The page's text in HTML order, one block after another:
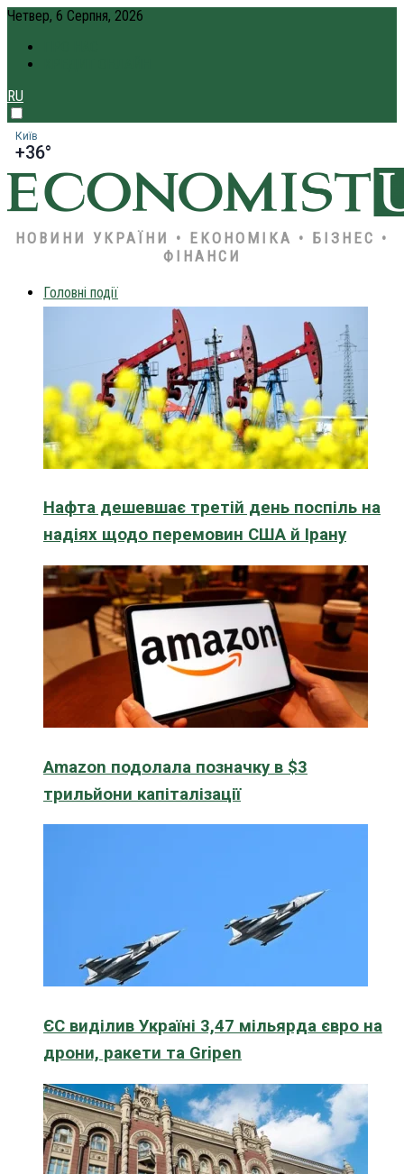
Четвер, 6 Серпня, 2026
RU
Київ
+36°
НОВИНИ УКРАЇНИ • ЕКОНОМІКА • БІЗНЕС •
ФІНАНСИ
Головні події
Нафта дешевшає третій день поспіль на
надіях щодо перемовин США й Ірану
Amazon подолала позначку в $3
трильйони капіталізації
ЄС виділив Україні 3,47 мільярда євро на
дрони, ракети та Gripen